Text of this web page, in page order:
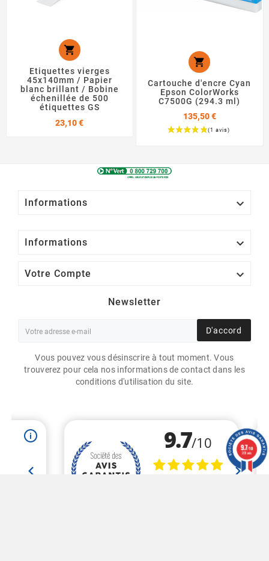

Etiquettes vierges
45x140mm / Papier
blanc brillant / Bobine
échenillée de 500
étiquettes GS
23,10 €Prix

Cartouche d'encre Cyan
Epson ColorWorks
C7500G (294.3 ml)
135,50 €
Prix
D'ENCRE / BOBINE
ÉCHENILLÉE DE 2000
ÉTIQUETTES GS
54,89 €
Informations 
Informations 
Votre Compte 
Newsletter
D'accord
Vous pouvez vous désinscrire à tout moment. Vous
trouverez pour cela nos informations de contact dans les
conditions d'utilisation du site.
9.7/10
201 avis